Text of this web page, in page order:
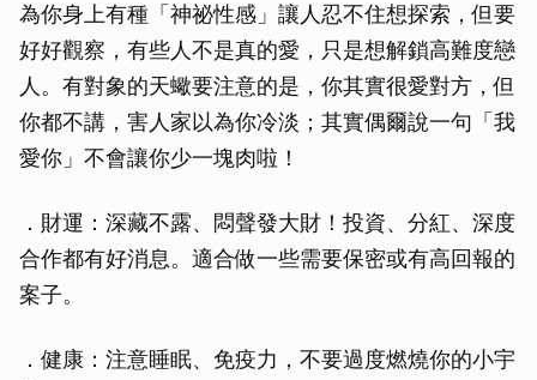
為你身上有種「神祕性感」讓人忍不住想探索，但要
好好觀察，有些人不是真的愛，只是想解鎖高難度戀
人。有對象的天蠍要注意的是，你其實很愛對方，但
你都不講，害人家以為你冷淡；其實偶爾說一句「我
愛你」不會讓你少一塊肉啦！
．財運：深藏不露、悶聲發大財！投資、分紅、深度
合作都有好消息。適合做一些需要保密或有高回報的
案子。
．健康：注意睡眠、免疫力，不要過度燃燒你的小宇